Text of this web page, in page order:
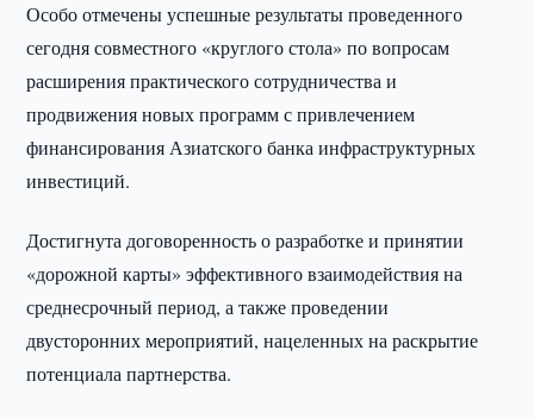
Особо отмечены успешные результаты проведенного
сегодня совместного «круглого стола» по вопросам
расширения практического сотрудничества и
продвижения новых программ с привлечением
финансирования Азиатского банка инфраструктурных
инвестиций.
Достигнута договоренность о разработке и принятии
«дорожной карты» эффективного взаимодействия на
среднесрочный период, а также проведении
двусторонних мероприятий, нацеленных на раскрытие
потенциала партнерства.